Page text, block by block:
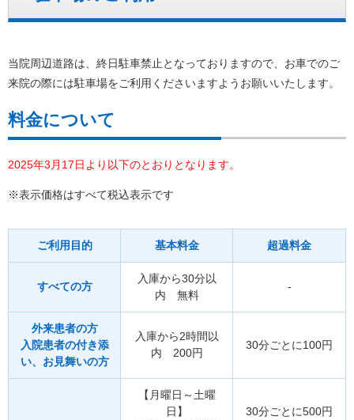
当院周辺道路は、終日駐車禁止となっておりますので、お車でのご
来院の際には駐車場をご利用くださいますようお願いいたします。
料金について
2025年3月17日より以下のとおりとなります。
※表示価格はすべて税込表示です
ご利用目的 基本料金 超過料金
すべての方
入庫から30分以
内 無料
-
外来患者の方
入院患者の付き添
い、お見舞いの方
入庫から2時間以
内 200円
30分ごとに100円
【月曜日～土曜
日】
30分ごとに500円